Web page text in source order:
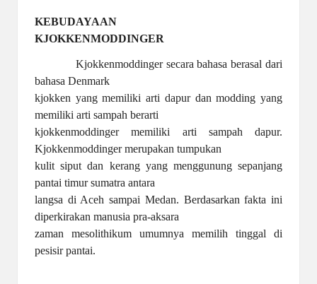
KEBUDAYAAN
KJOKKENMODDINGER
Kjokkenmoddinger secara bahasa berasal dari
bahasa Denmark
kjokken yang memiliki arti dapur dan modding yang
memiliki arti sampah berarti
kjokkenmoddinger memiliki arti sampah dapur.
Kjokkenmoddinger merupakan tumpukan
kulit siput dan kerang yang menggunung sepanjang
pantai timur sumatra antara
langsa di Aceh sampai Medan. Berdasarkan fakta ini
diperkirakan manusia pra-aksara
zaman mesolithikum umumnya memilih tinggal di
pesisir pantai.